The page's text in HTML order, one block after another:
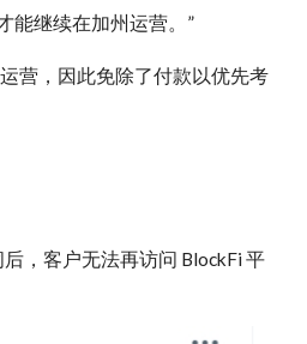
能继续在加州运营。”
营，因此免除了付款以优先考
，客户无法再访问 BlockFi 平